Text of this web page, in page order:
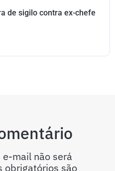
de sigilo contra ex-chefe
mail não será
obrigatórios são